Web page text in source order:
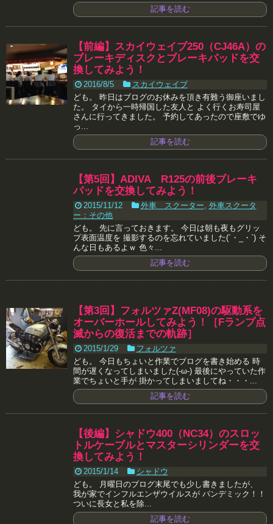
記事を読む
【前編】スカイウェイブ250（CJ46A）の
ブレーキディスクとブレーキパッドを交
換してみよう！
2016/8/5
スカイウェイブ
ども。 昨日はブログのお休みを頂き有難う御座いまし
た。 タイから一時帰国した友人と よく行くお寿司屋
さんに行ってきました。 予約してあったので座敷でゆ
っ...
記事を読む
【第5回】ADIVA R125の前後ブレーキ
パッドを交換してみよう！
2015/11/12 外車 スクーター 外車スクータ
ー：その他
ども。 先に言っておきます。 今日は朝も夜もグリッ
プ表面温度を 撮影するのを忘れていました(´・_・`) そ
んな日もあるよｗ 色々...
記事を読む
【第3回】フォルツァZ(MF08)の駆動系を
オーバーホールしてみよう！［Fランプ点
滅からの復活までの軌跡］
2015/1/29
フォルツァ
ども。 今日もちょいと作業でブログを書き始める 時
間が遅くなってしまいました(-ω-) 最後にやっていた作
業でちょいと手が 掛かってしまいましてね・・・...
記事を読む
【後編】シャドウ400（NC34）のスロッ
トルケーブルとマスターシリンダーを交
換してみよう！
2015/1/14
シャドウ
ども。 月曜日のブログ末尾でも少し書きましたが、
我が家でインフルエンザウイルスが パンデミック！！
ついに長女と私を除...
記事を読む